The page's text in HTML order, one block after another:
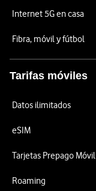
Internet 5G en casa
Fibra, móvil y fútbol
Tarifas móviles
Datos ilimitados
eSIM
Tarjetas Prepago Móvil
Roaming